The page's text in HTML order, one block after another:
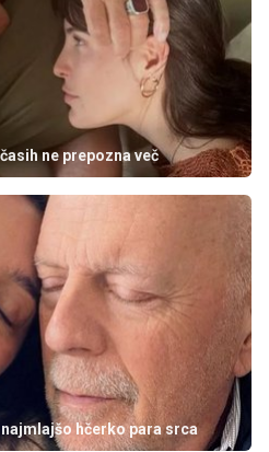
ne prepozna več
hčerko para srca